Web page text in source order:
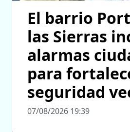
El barrio
las Sierras
alarmas
para
seguridad
07/08/2026 19:39